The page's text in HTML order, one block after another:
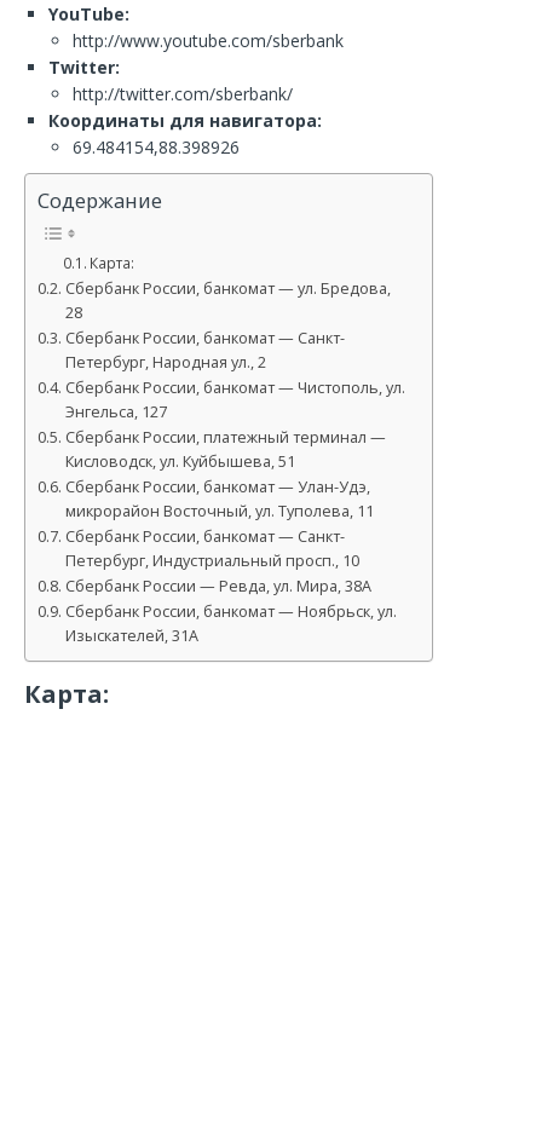
YouTube:
http://www.youtube.com/sberbank
Twitter:
http://twitter.com/sberbank/
Координаты для навигатора:
69.484154,88.398926
Содержание
Карта:
Сбербанк России, банкомат — ул. Бредова,
28
Сбербанк России, банкомат — Санкт-
Петербург, Народная ул., 2
Сбербанк России, банкомат — Чистополь, ул.
Энгельса, 127
Сбербанк России, платежный терминал —
Кисловодск, ул. Куйбышева, 51
Сбербанк России, банкомат — Улан-Удэ,
микрорайон Восточный, ул. Туполева, 11
Сбербанк России, банкомат — Санкт-
Петербург, Индустриальный просп., 10
Сбербанк России — Ревда, ул. Мира, 38А
Сбербанк России, банкомат — Ноябрьск, ул.
Изыскателей, 31А
Карта: